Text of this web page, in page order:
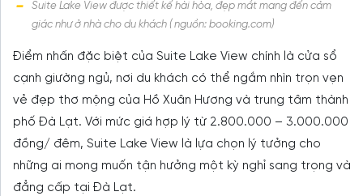
Suite Lake View được thiết kế hài hòa, đẹp mắt mang đến cảm
giác như ở nhà cho du khách ( nguồn: booking.com)
Điểm nhấn đặc biệt của Suite Lake View chính là cửa sổ
cạnh giường ngủ, nơi du khách có thể ngắm nhìn trọn vẹn
vẻ đẹp thơ mộng của Hồ Xuân Hương và trung tâm thành
phố Đà Lạt. Với mức giá hợp lý từ 2.800.000 – 3.000.000
đồng/ đêm, Suite Lake View là lựa chọn lý tưởng cho
những ai mong muốn tận hưởng một kỳ nghỉ sang trọng và
đẳng cấp tại Đà Lạt.